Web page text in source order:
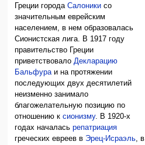
Греции городаСалоники со
значительным еврейским
населением, в нем образовалась
Сионистская лига. В 1917 году
правительство Греции
приветствовалоДекларацию
Бальфураи на протяжении
последующих двух десятилетий
неизменно занимало
благожелательную позицию по
отношению ксионизму. В 1920-х
годах началасьрепатриация
греческих евреев в Эрец-Исраэль, в